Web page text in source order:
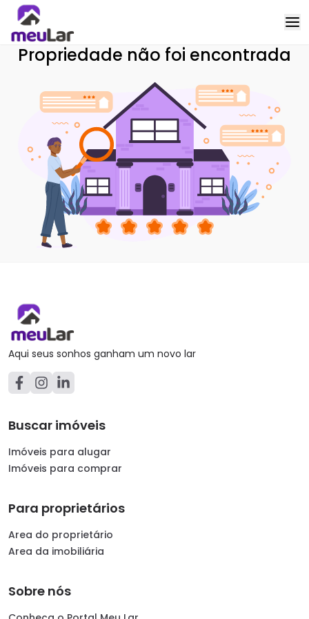
Propriedade não foi encontrada
Aqui seus sonhos ganham um novo lar
Buscar imóveis
Imóveis para alugar
Imóveis para comprar
Para proprietários
Area do proprietário
Area da imobiliária
Sobre nós